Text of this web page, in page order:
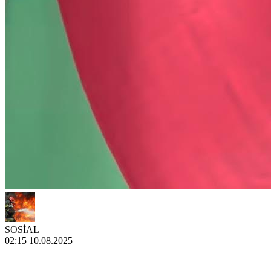
SOSİAL
02:15 10.08.2025